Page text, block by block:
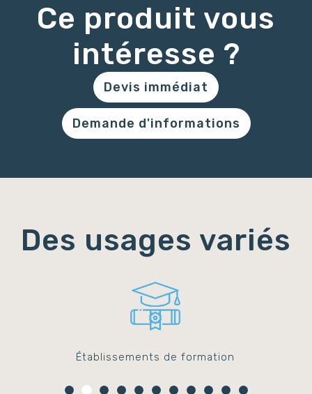
Ce produit vous
intéresse ?
Devis immédiat
Demande d'informations
Des usages variés
Établissements de formation